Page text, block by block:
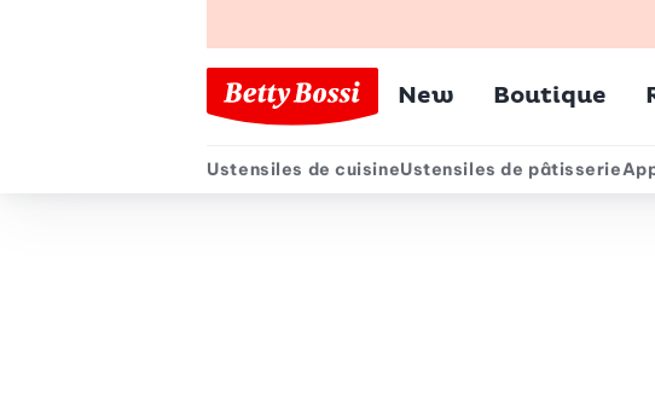
Menu
New Boutique
Menu secondaire
Ustensiles de cuisineUstensiles de pâtisserie